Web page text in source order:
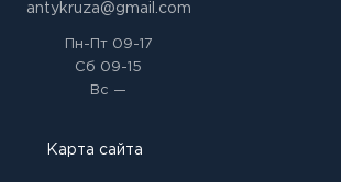
antykruza@gmail.com
Пн-Пт09-17
Сб 09-15
Вс —
Карта сайта